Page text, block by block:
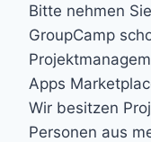
Bitte nehmen
GroupCamp
Apps
Wir besitzen
Personen aus